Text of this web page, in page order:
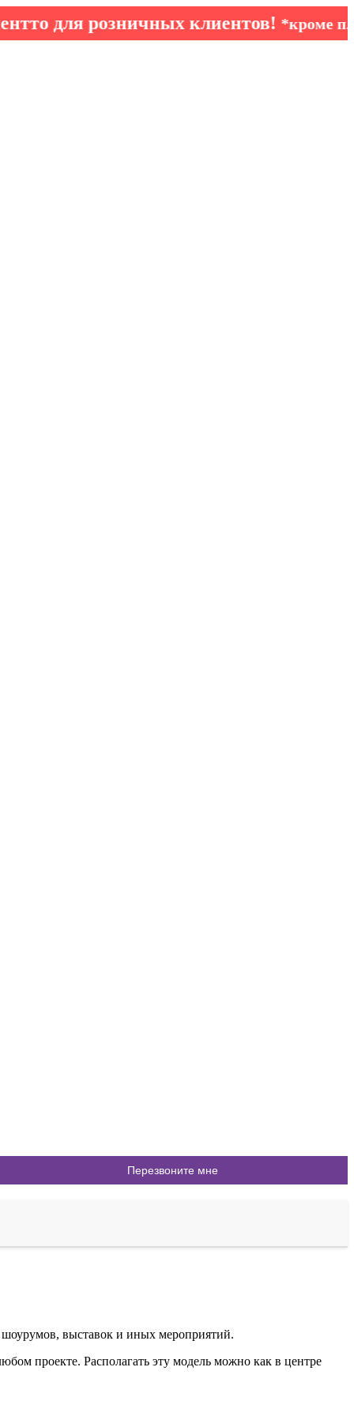
розничных клиентов!*кроме плечиков
выставок и иных мероприятий.
проекте. Располагать эту модель можно как в центре